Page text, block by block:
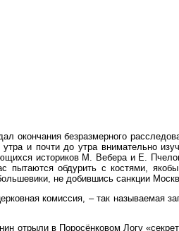
окончания безразмерного
и почти до утра внимательно
историков М. Вебера и Е.
пытаются обдурить с костями,
не добившись санкции
комиссия, – так называемая
отрыли в Поросёнковом Логу